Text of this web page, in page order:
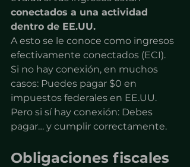
conectados a una actividad
dentro de EE.UU.
A esto se le conoce como ingresos
efectivamente conectados (ECI).
Si no hay conexión, en muchos
casos: Puedes pagar $0 en
impuestos federales en EE.UU.
Pero si sí hay conexión: Debes
pagar… y cumplir correctamente.
Obligaciones fiscales